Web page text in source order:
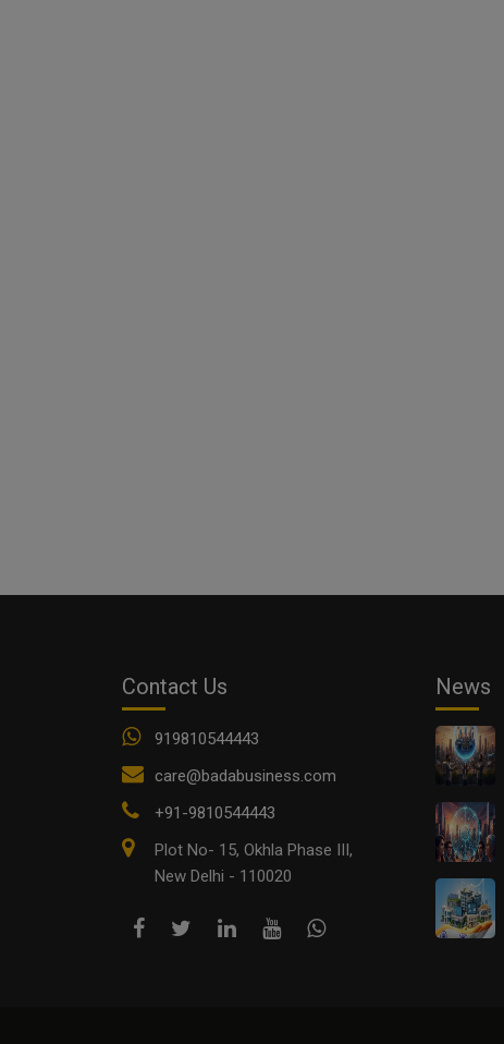
Contact Us
919810544443
care@badabusiness.com
+91-9810544443
Plot No- 15, Okhla Phase III,
New Delhi - 110020
News